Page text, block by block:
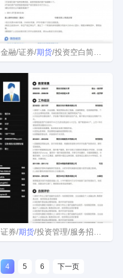
金融/证券/期货/投资空白简历模板下载
证券/期货/投资管理/服务招聘简历模板
4 5 6 下一页